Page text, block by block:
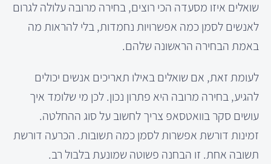
שואלים איזו מסעדה הכי רוצים, בחירה מרובה עלולה לגרום
לאנשים לסמן כמה אפשרויות נחמדות, בלי להראות מה
באמת הבחירה הראשונה שלהם.
לעומת זאת, אם שואלים באילו תאריכים אנשים יכולים
להגיע, בחירה מרובה היא פתרון נכון. לכן מי שלומד איך
עושים סקר בוואטסאפ צריך לחשוב על סוג ההחלטה.
זמינות דורשת אפשרות לסמן כמה תשובות. הכרעה דורשת
תשובה אחת. זו הבחנה פשוטה שמונעת בלבול רב.